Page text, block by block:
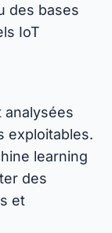
des bases
IoT
exploitables.
learning
des
et